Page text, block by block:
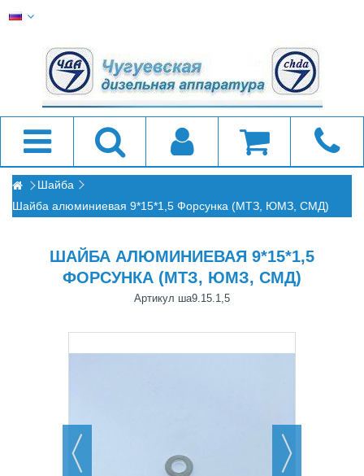
Шайба
Шайба алюминиевая 9*15*1,5 Форсунка (МТЗ, ЮМЗ, СМД)
ШАЙБА АЛЮМИНИЕВАЯ 9*15*1,5
ФОРСУНКА (МТЗ, ЮМЗ, СМД)
Артикул ша9.15.1,5